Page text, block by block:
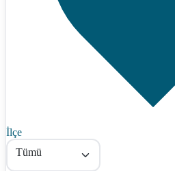
İlçe
Tümü